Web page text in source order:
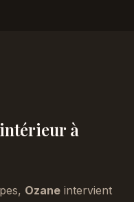
à
Ozane intervient